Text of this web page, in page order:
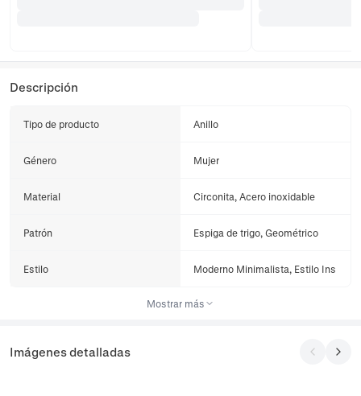
Descripción
Tipo de producto Anillo
Género Mujer
Material Circonita, Acero inoxidable
Patrón Espiga de trigo, Geométrico
Estilo Moderno Minimalista, Estilo Ins
Mostrar más
Imágenes detalladas